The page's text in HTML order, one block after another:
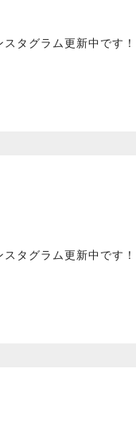
タグラム更新中です
タグラム更新中です